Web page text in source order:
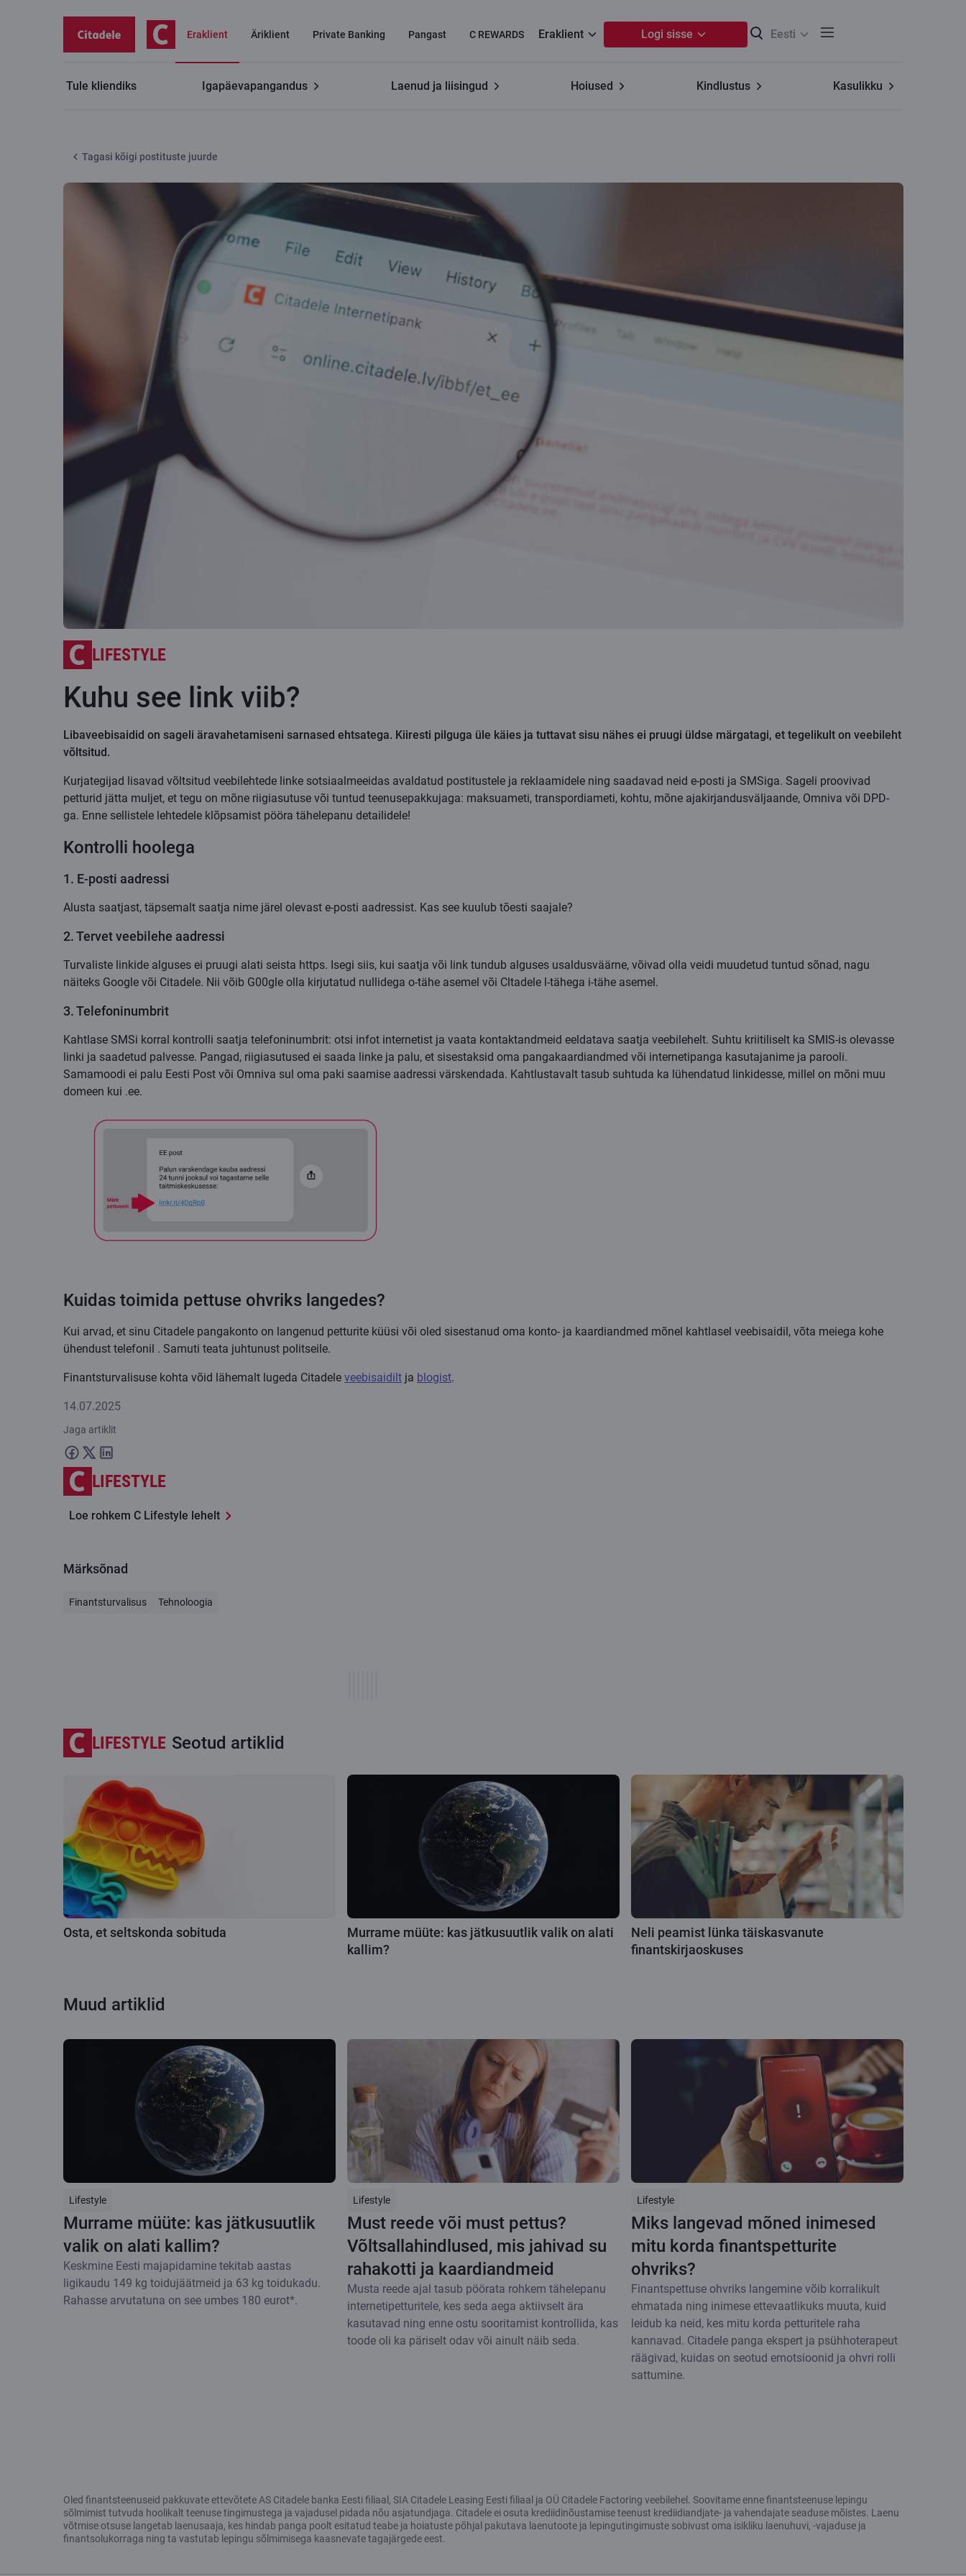
Eraklient Äriklient Private Banking Pangast C REWARDS Eraklient Logi sisse Eesti
Tule kliendiks Igapäevapangandus Laenud ja liisingud Hoiused Kindlustus Kasulikku
Tagasi kõigi postituste juurde
LIFESTYLE
Kuhu see link viib?
Libaveebisaidid on sageli äravahetamiseni sarnased ehtsatega. Kiiresti pilguga üle käies ja tuttavat sisu nähes ei pruugi üldse märgatagi, et tegelikult on veebileht
võltsitud.
Kurjategijad lisavad võltsitud veebilehtede linke sotsiaalmeeidas avaldatud postitustele ja reklaamidele ning saadavad neid e-posti ja SMSiga. Sageli proovivad
petturid jätta muljet, et tegu on mõne riigiasutuse või tuntud teenusepakkujaga: maksuameti, transpordiameti, kohtu, mõne ajakirjandusväljaande, Omniva või DPD-
ga. Enne sellistele lehtedele klõpsamist pööra tähelepanu detailidele!
Kontrolli hoolega
1. E-posti aadressi
Alusta saatjast, täpsemalt saatja nime järel olevast e-posti aadressist. Kas see kuulub tõesti saajale?
2. Tervet veebilehe aadressi
Turvaliste linkide alguses ei pruugi alati seista https. Isegi siis, kui saatja või link tundub alguses usaldusväärne, võivad olla veidi muudetud tuntud sõnad, nagu
näiteks Google või Citadele. Nii võib G00gle olla kirjutatud nullidega o-tähe asemel või Cltadele l-tähega i-tähe asemel.
3. Telefoninumbrit
Kahtlase SMSi korral kontrolli saatja telefoninumbrit: otsi infot internetist ja vaata kontaktandmeid eeldatava saatja veebilehelt. Suhtu kriitiliselt ka SMIS-is olevasse
linki ja saadetud palvesse. Pangad, riigiasutused ei saada linke ja palu, et sisestaksid oma pangakaardiandmed või internetipanga kasutajanime ja parooli.
Samamoodi ei palu Eesti Post või Omniva sul oma paki saamise aadressi värskendada. Kahtlustavalt tasub suhtuda ka lühendatud linkidesse, millel on mõni muu
domeen kui .ee.
Kuidas toimida pettuse ohvriks langedes?
Kui arvad, et sinu Citadele pangakonto on langenud petturite küüsi või oled sisestanud oma konto- ja kaardiandmed mõnel kahtlasel veebisaidil, võta meiega kohe
ühendust telefonil . Samuti teata juhtunust politseile.
Finantsturvalisuse kohta võid lähemalt lugeda Citadele veebisaidilt ja blogist.
14.07.2025
LIFESTYLE
Loe rohkem C Lifestyle lehelt
Jaga artiklit
Märksõnad
Finantsturvalisus Tehnoloogia
LIFESTYLE Seotud artiklid
Osta, et seltskonda sobituda
Murrame müüte: kas jätkusuutlik valik on alati
kallim?
Neli peamist lünka täiskasvanute
finantskirjaoskuses
Muud artiklid
Lifestyle
Murrame müüte: kas jätkusuutlik
valik on alati kallim?
Keskmine Eesti majapidamine tekitab aastas
ligikaudu 149 kg toidujäätmeid ja 63 kg toidukadu.
Rahasse arvutatuna on see umbes 180 eurot*.
Lifestyle
Must reede või must pettus?
Võltsallahindlused, mis jahivad su
rahakotti ja kaardiandmeid
Musta reede ajal tasub pöörata rohkem tähelepanu
internetipetturitele, kes seda aega aktiivselt ära
kasutavad ning enne ostu sooritamist kontrollida, kas
toode oli ka päriselt odav või ainult näib seda.
Lifestyle
Miks langevad mõned inimesed
mitu korda finantspetturite
ohvriks?
Finantspettuse ohvriks langemine võib korralikult
ehmatada ning inimese ettevaatlikuks muuta, kuid
leidub ka neid, kes mitu korda petturitele raha
kannavad. Citadele panga ekspert ja psühhoterapeut
räägivad, kuidas on seotud emotsioonid ja ohvri rolli
sattumine.
Oled finantsteenuseid pakkuvate ettevõtete AS Citadele banka Eesti filiaal, SIA Citadele Leasing Eesti filiaal ja OÜ Citadele Factoring veebilehel. Soovitame enne finantsteenuse lepingu
sõlmimist tutvuda hoolikalt teenuse tingimustega ja vajadusel pidada nõu asjatundjaga. Citadele ei osuta krediidinõustamise teenust krediidiandjate- ja vahendajate seaduse mõistes. Laenu
võtmise otsuse langetab laenusaaja, kes hindab panga poolt esitatud teabe ja hoiatuste põhjal pakutava laenutoote ja lepingutingimuste sobivust oma isikliku laenuhuvi, -vajaduse ja
finantsolukorraga ning ta vastutab lepingu sõlmimisega kaasnevate tagajärgede eest.